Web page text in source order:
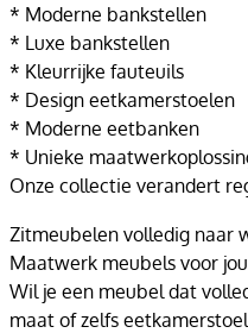
* Moderne bankstellen
* Luxe bankstellen
* Kleurrijke fauteuils
* Design eetkamerstoelen
* Moderne eetbanken
* Unieke
Onze collectie verandert
Zitmeubelen volledig naar
Maatwerk meubels voor
Wil je een meubel dat
maat of zelfs